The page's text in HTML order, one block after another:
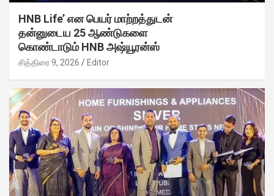
HNB Life’ என பெயர் மாற்றத்துடன்
தன்னுடைய 25 ஆண்டுகளை
கொண்டாடும் HNB அஷ்யூரன்ஸ்
சித்திரை 9, 2026 Editor